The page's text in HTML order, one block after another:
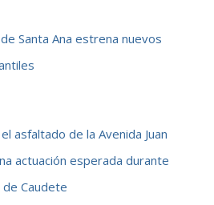
Santa Ana estrena nuevos
asfaltado de la Avenida Juan
actuación esperada durante
Caudete